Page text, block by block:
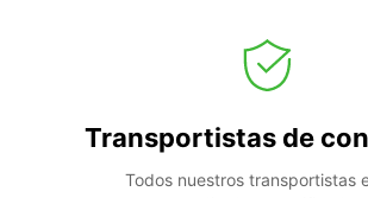
Transportistas de
Todos nuestros transportistas